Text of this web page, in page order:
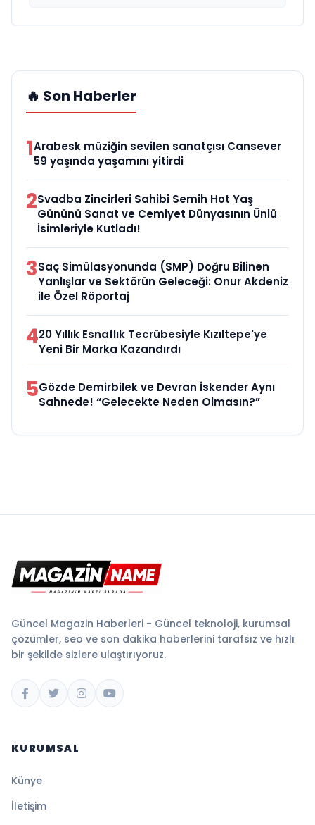
🔥 Son Haberler
1Arabesk müziğin sevilen sanatçısı Cansever
59 yaşında yaşamını yitirdi
2Svadba Zincirleri Sahibi Semih Hot Yaş
Gününü Sanat ve Cemiyet Dünyasının Ünlü
İsimleriyle Kutladı!
3Saç Simülasyonunda (SMP) Doğru Bilinen
Yanlışlar ve Sektörün Geleceği: Onur Akdeniz
ile Özel Röportaj
420 Yıllık Esnaflık Tecrübesiyle Kızıltepe'ye
Yeni Bir Marka Kazandırdı
5Gözde Demirbilek ve Devran İskender Aynı
Sahnede! “Gelecekte Neden Olmasın?”
Güncel Magazin Haberleri - Güncel teknoloji, kurumsal
çözümler, seo ve son dakika haberlerini tarafsız ve hızlı
bir şekilde sizlere ulaştırıyoruz.
KURUMSAL
Künye
İletişim